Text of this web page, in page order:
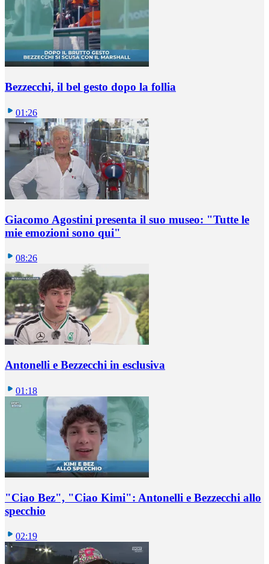
Bezzecchi, il bel gesto dopo la follia
01:26
Giacomo Agostini presenta il suo museo: "Tutte le
mie emozioni sono qui"
08:26
Antonelli e Bezzecchi in esclusiva
01:18
"Ciao Bez", "Ciao Kimi": Antonelli e Bezzecchi allo
specchio
02:19